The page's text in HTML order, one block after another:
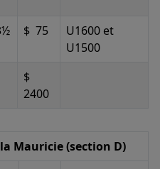
$ 75
U1600 et
U1500
$
2400
Mauricie (section D)